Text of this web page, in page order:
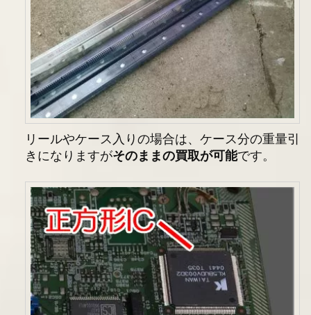
リールやケース入りの場合は、ケース分の重量引
きになりますがそのままの買取が可能です。